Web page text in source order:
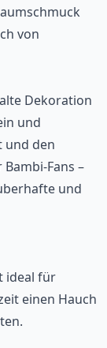
von
Dekoration
und
und den
Fans –
und
ideal für
einen Hauch